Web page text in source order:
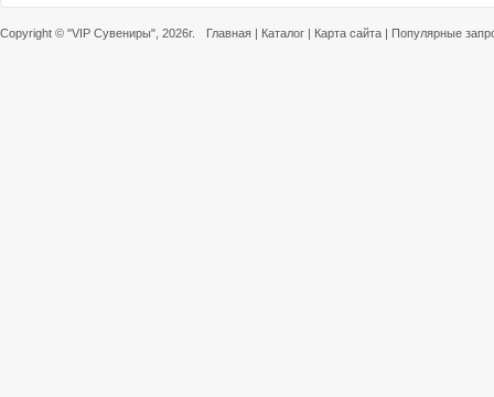
Copyright © "VIP Сувениры" , 2026г. Главная | Каталог | Карта сайта | Популярные